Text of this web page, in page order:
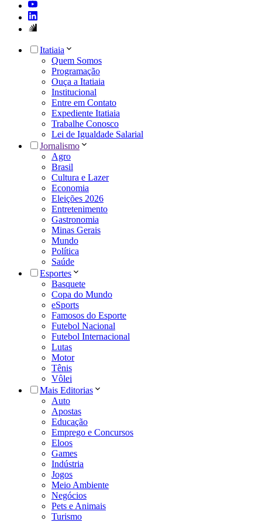
Itatiaia
Quem Somos
Programação
Ouça a Itatiaia
Institucional
Entre em Contato
Expediente Itatiaia
Trabalhe Conosco
Lei de Igualdade Salarial
Jornalismo
Agro
Brasil
Cultura e Lazer
Economia
Eleições 2026
Entretenimento
Gastronomia
Minas Gerais
Mundo
Política
Saúde
Esportes
Basquete
Copa do Mundo
eSports
Famosos do Esporte
Futebol Nacional
Futebol Internacional
Lutas
Motor
Tênis
Vôlei
Mais Editorias
Auto
Apostas
Educação
Emprego e Concursos
Eloos
Games
Indústria
Jogos
Meio Ambiente
Negócios
Pets e Animais
Turismo